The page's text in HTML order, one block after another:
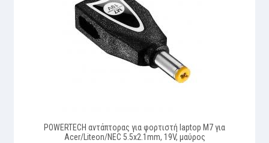
POWERTECH αντάπτορας για φορτιστή laptop M7 για
Acer/Liteon/NEC 5.5x2.1mm, 19V, μαύρος